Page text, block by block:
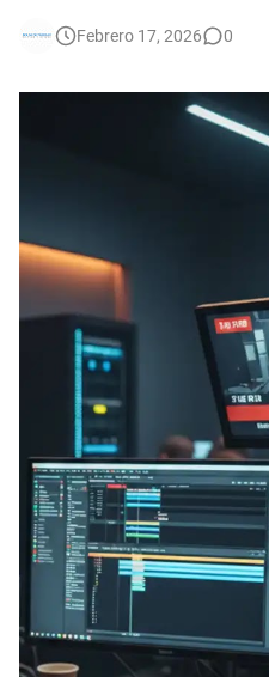
Febrero 17, 2026 0